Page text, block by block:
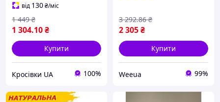
від 130₴/міс
1 304.10₴
1 449 ₴
Купити
Кросівки UA 100%
2 305₴
3 292.86 ₴
Купити
Weeua 99%